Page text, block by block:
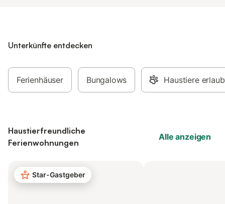
Unterkünfte entdecken
Ferienhäuser Bungalows Haustiere
Haustierfreundliche
Ferienwohnungen
Alle anzeigen
Star-Gastgeber